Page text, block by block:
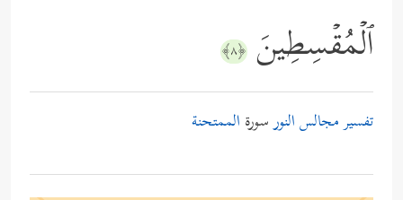
ٱلۡمُقۡسِطِینَ ﴿٨﴾
تفسير مجالس النورسورة الممتحنة